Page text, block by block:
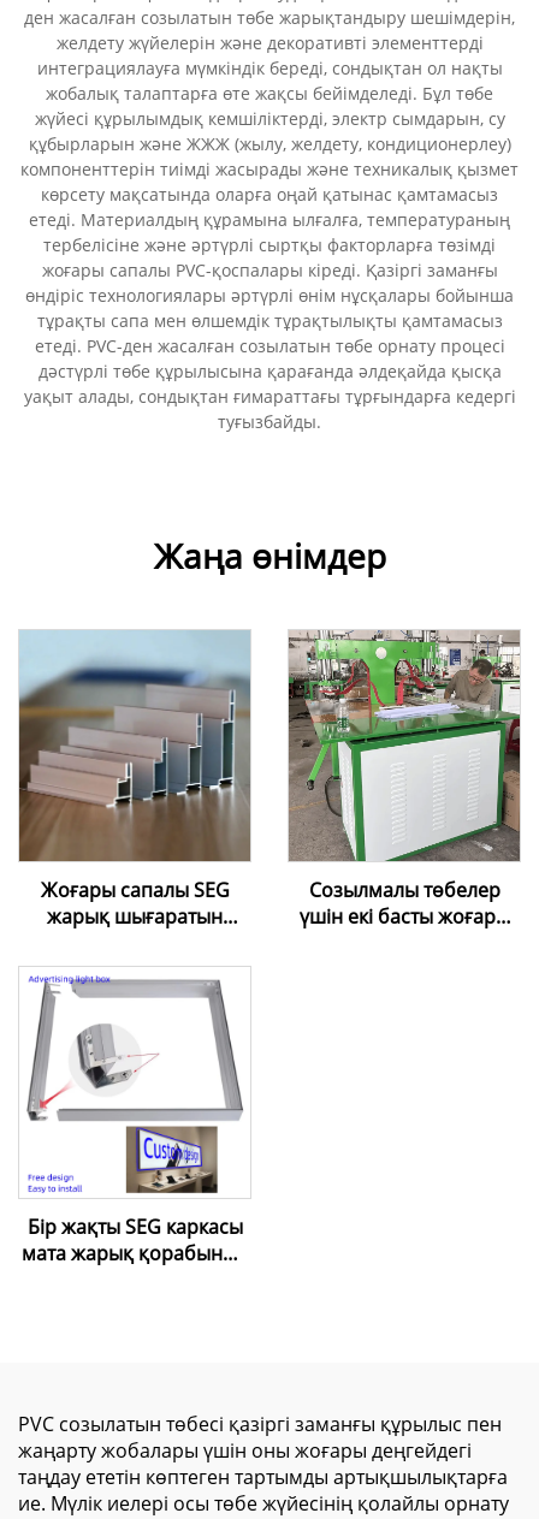
ден жасалған созылатын төбе жарықтандыру шешімдерін,
желдету жүйелерін және декоративті элементтерді
интеграциялауға мүмкіндік береді, сондықтан ол нақты
жобалық талаптарға өте жақсы бейімделеді. Бұл төбе
жүйесі құрылымдық кемшіліктерді, электр сымдарын, су
құбырларын және ЖЖЖ (жылу, желдету, кондиционерлеу)
компоненттерін тиімді жасырады және техникалық қызмет
көрсету мақсатында оларға оңай қатынас қамтамасыз
етеді. Материалдың құрамына ылғалға, температураның
тербелісіне және әртүрлі сыртқы факторларға төзімді
жоғары сапалы PVC-қоспалары кіреді. Қазіргі заманғы
өндіріс технологиялары әртүрлі өнім нұсқалары бойынша
тұрақты сапа мен өлшемдік тұрақтылықты қамтамасыз
етеді. PVC-ден жасалған созылатын төбе орнату процесі
дәстүрлі төбе құрылысына қарағанда әлдеқайда қысқа
уақыт алады, сондықтан ғимараттағы тұрғындарға кедергі
туғызбайды.
Жаңа өнімдер
Жоғары сапалы SEG
жарық шығаратын
профилі | Шеңберсіз
силиконды шетті
графикалық көрсету
рамкасы
Созылмалы төбелер
үшін екі басты жоғары
Бір жақты SEG каркасы
мата жарық қорабының
PVC созылатын төбесі қазіргі заманғы құрылыс пен
жаңарту жобалары үшін оны жоғары деңгейдегі
таңдау ететін көптеген тартымды артықшылықтарға
ие. Мүлік иелері осы төбе жүйесінің қолайлы орнату